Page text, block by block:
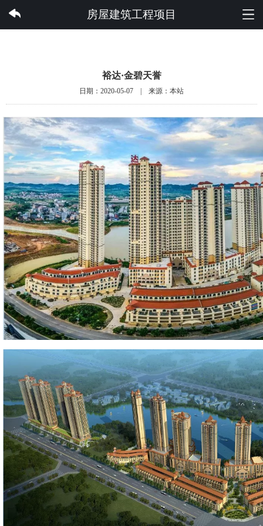
云开集团有限公司
房屋建筑工程项目
裕达·金碧天誉
日期：2020-05-07 | 来源：本站